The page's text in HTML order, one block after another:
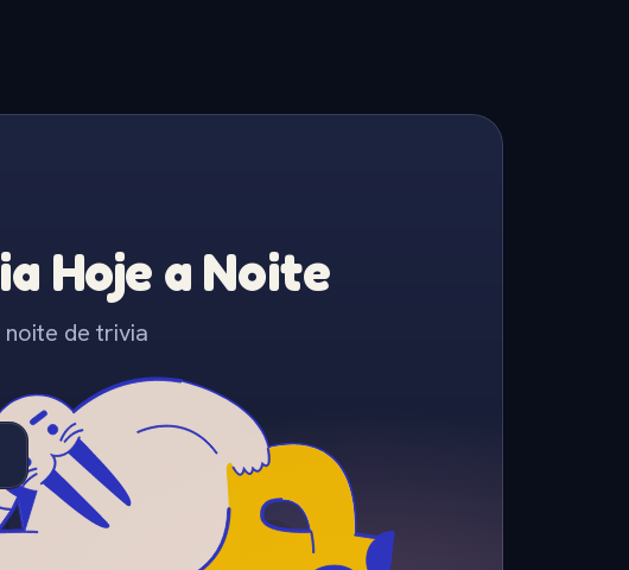
Hoje a Noite
de trivia